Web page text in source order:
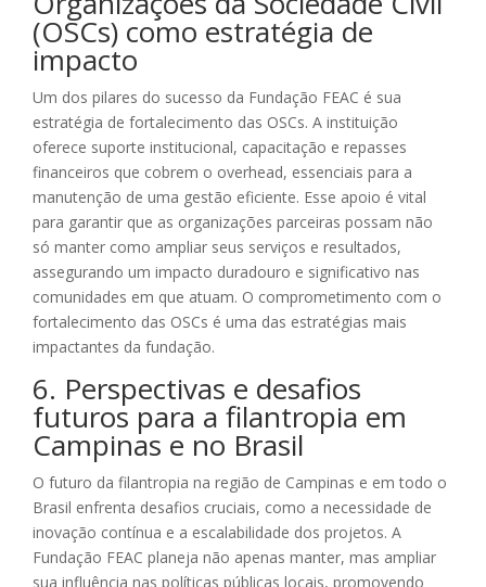
(OSCs) como estratégia de
impacto
Um dos pilares do sucesso da Fundação FEAC é sua
estratégia de fortalecimento das OSCs. A instituição
oferece suporte institucional, capacitação e repasses
financeiros que cobrem o overhead, essenciais para a
manutenção de uma gestão eficiente. Esse apoio é vital
para garantir que as organizações parceiras possam não
só manter como ampliar seus serviços e resultados,
assegurando um impacto duradouro e significativo nas
comunidades em que atuam. O comprometimento com o
fortalecimento das OSCs é uma das estratégias mais
impactantes da fundação.
6. Perspectivas e desafios
futuros para a filantropia em
Campinas e no Brasil
O futuro da filantropia na região de Campinas e em todo o
Brasil enfrenta desafios cruciais, como a necessidade de
inovação contínua e a escalabilidade dos projetos. A
Fundação FEAC planeja não apenas manter, mas ampliar
sua influência nas políticas públicas locais, promovendo